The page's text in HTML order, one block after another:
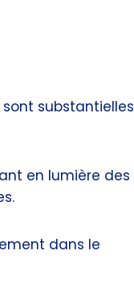
substantielles
en lumière des
dans le